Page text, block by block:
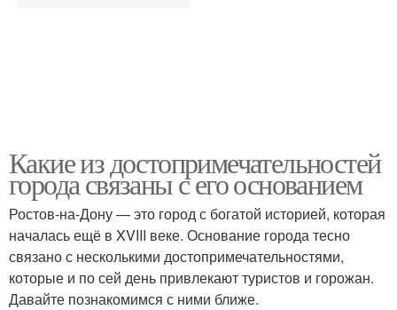
Какие из достопримечательностей
города связаны с его основанием
Ростов-на-Дону — это город с богатой историей, которая
началась ещё в XVIII веке. Основание города тесно
связано с несколькими достопримечательностями,
которые и по сей день привлекают туристов и горожан.
Давайте познакомимся с ними ближе.